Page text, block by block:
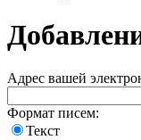
Адрес вашей
Формат писем:
Текст